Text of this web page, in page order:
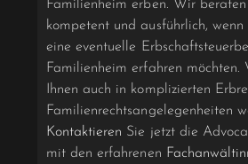
Familienheim erben. Wir
kompetent und ausführlich,
eine eventuelle
Familienheim erfahren möchten.
Ihnen auch in komplizierten
Familienrechtsangelegenheiten
Kontaktieren Sie jetzt die
mit den erfahrenen